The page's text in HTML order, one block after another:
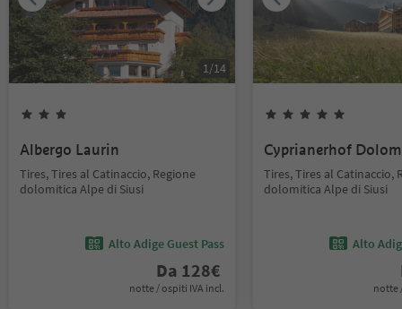
1/14
Albergo Laurin
Tires, Tires al Catinaccio, Regione
dolomitica Alpe di Siusi
Alto Adige Guest Pass
Da 128€
notte / ospiti IVA incl.
Cyprianerhof
Tires, Tires al Catinaccio,
dolomitica Alpe di Siusi
Alto
notte